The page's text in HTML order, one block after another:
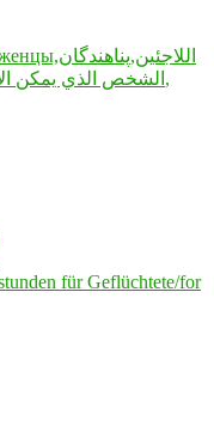
Flüchtlinge, Refugees, Réfugié, беженцы,اللاجئين,پناهندگان
für Geflüchtete/for